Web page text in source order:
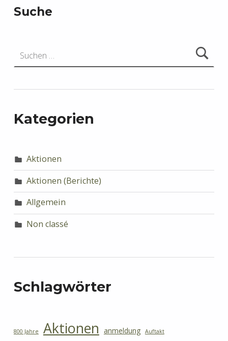
Suche
Kategorien
Aktionen
Aktionen (Berichte)
Allgemein
Non classé
Schlagwörter
800 Jahre Aktionen anmeldung Auftakt